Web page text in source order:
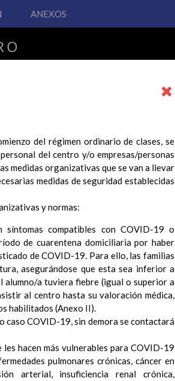
ANEXOS
que se establece el currículo básico de la
Plan de Centro a esta normativa, el
como el tratamiento transversal en las
del régimen ordinario de clases, se
del centro y/o empresas/personas
medidas organizativas que se van a llevar
medidas de seguridad establecidas
y normas:
compatibles con COVID-19 o
de cuarentena domiciliaria por haber
de COVID-19. Para ello, las familias
asegurándose que esta sea inferior a
alumno/a tuviera fiebre (igual o superior a
al centro hasta su valoración médica,
habilitados (Anexo II).
caso COVID-19, sin demora se contactará
hacen más vulnerables para COVID-19
pulmonares crónicas, cáncer en
arterial, insuficiencia renal crónica,